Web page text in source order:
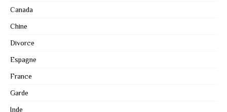
Canada
Chine
Divorce
Espagne
France
Garde
Inde